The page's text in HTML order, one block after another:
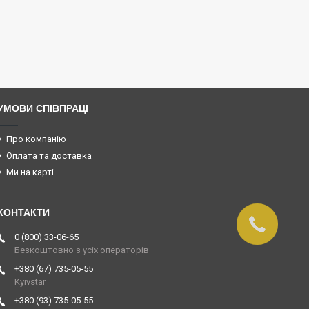
СПІВПРАЦІ
Про компанію
Оплата та доставка
Ми на карті
0 (800) 33-06-65
Безкоштовно з усіх операторів
+380 (67) 735-05-55
Kyivstar
+380 (93) 735-05-55